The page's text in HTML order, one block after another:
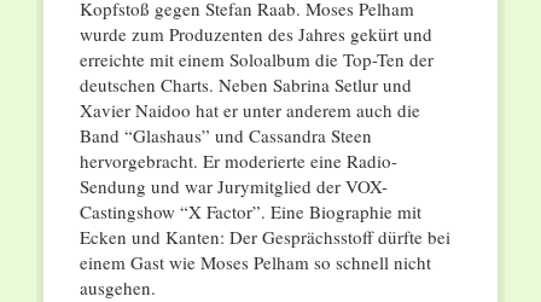
Kopfstoß gegen Stefan Raab. Moses Pelham
wurde zum Produzenten des Jahres gekürt und
erreichte mit einem Soloalbum die Top-Ten der
deutschen Charts. Neben Sabrina Setlur und
Xavier Naidoo hat er unter anderem auch die
Band “Glashaus” und Cassandra Steen
hervorgebracht. Er moderierte eine Radio-
Sendung und war Jurymitglied der VOX-
Castingshow “X Factor”. Eine Biographie mit
Ecken und Kanten: Der Gesprächsstoff dürfte bei
einem Gast wie Moses Pelham so schnell nicht
ausgehen.